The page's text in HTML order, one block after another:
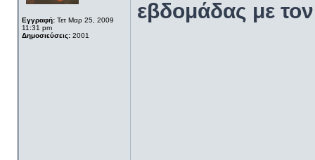
Εγγραφή: Τετ Μαρ 25, 2009
11:31 pm
Δημοσιεύσεις: 2001
εβδομάδας με